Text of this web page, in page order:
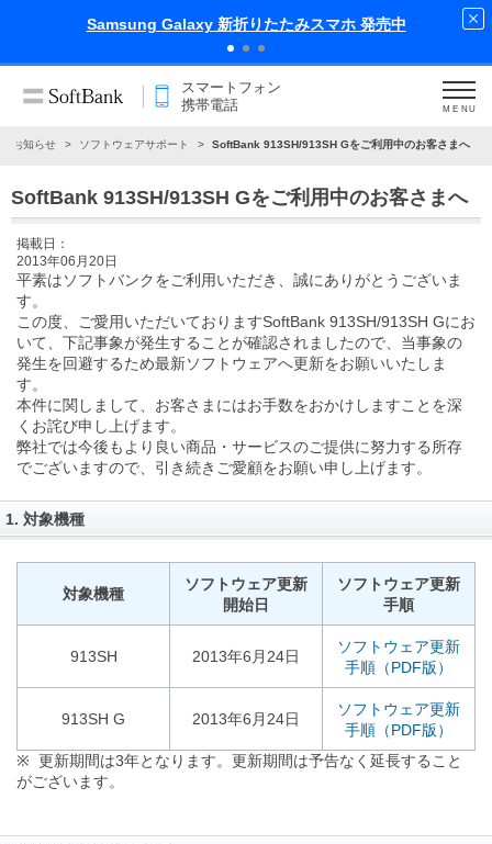
Samsung Galaxy 新折りたたみスマホ 発売中
スマートフォン
携帯電話
MENU
お知らせ ソフトウェアサポート SoftBank 913SH/913SH Gをご利用中のお客さまへ
SoftBank 913SH/913SH Gをご利用中のお客さまへ
掲載日：
2013年06月20日
平素はソフトバンクをご利用いただき、誠にありがとうございま
す。
この度、ご愛用いただいておりますSoftBank 913SH/913SH Gにお
いて、下記事象が発生することが確認されましたので、当事象の
発生を回避するため最新ソフトウェアへ更新をお願いいたしま
す。
本件に関しまして、お客さまにはお手数をおかけしますことを深
くお詫び申し上げます。
弊社では今後もより良い商品・サービスのご提供に努力する所存
でございますので、引き続きご愛顧をお願い申し上げます。
1. 対象機種
対象機種
ソフトウェア更新
開始日
ソフトウェア更新
手順
913SH 2013年6月24日
ソフトウェア更新
手順（PDF版）
913SH G 2013年6月24日
ソフトウェア更新
手順（PDF版）
※ 更新期間は3年となります。更新期間は予告なく延長すること
がございます。